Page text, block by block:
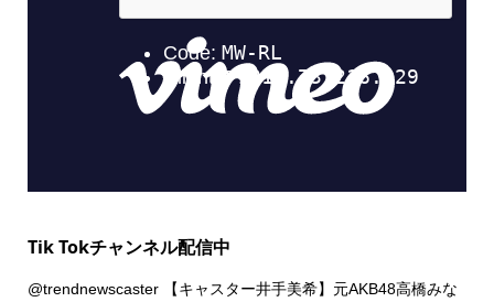
Tik Tokチャンネル配信中
@trendnewscaster【キャスター井手美希】元AKB48高橋みな